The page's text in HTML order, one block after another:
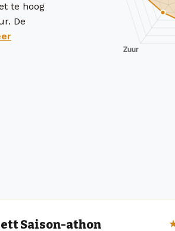
te hoog
De
Saison-athon